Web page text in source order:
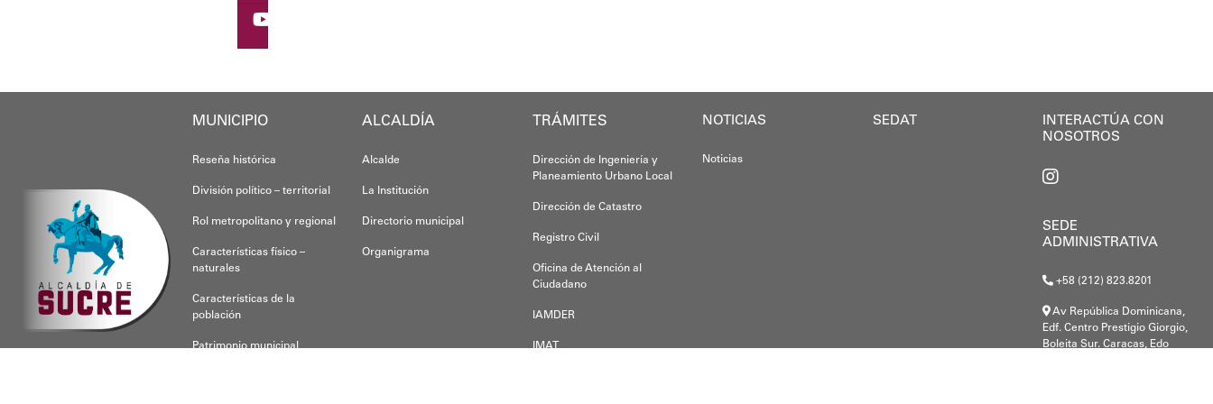
Oskarina Rosso.
MUNICIPIO
Reseña histórica
División político – territorial
Rol metropolitano y regional
Características físico –
naturales
Características de la
población
Patrimonio municipal
ALCALDÍA
Alcalde
La Institución
Directorio municipal
Organigrama
TRÁMITES
Dirección de Ingeniería y
Planeamiento Urbano Local
Dirección de Catastro
Registro Civil
Oficina de Atención al
Ciudadano
IAMDER
IMAT
NOTICIAS
Noticias
SEDAT
INTERACTÚA CON
NOSOTROS
SEDE
ADMINISTRATIVA
+58 (212) 823.8201
Av República Dominicana,
Edf. Centro Prestigio Giorgio,
Boleita Sur. Caracas, Edo